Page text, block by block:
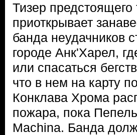
Тизер предстоящего
приоткрывает
банда неудачников
городе Анк'Харел,
или спасаться
что в нем на карту
Конклава Хрома
пожара, пока
Machina. Банда